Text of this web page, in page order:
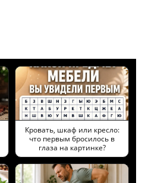
Кровать, шкаф или кресло:
что первым бросилось в
глаза на картинке?